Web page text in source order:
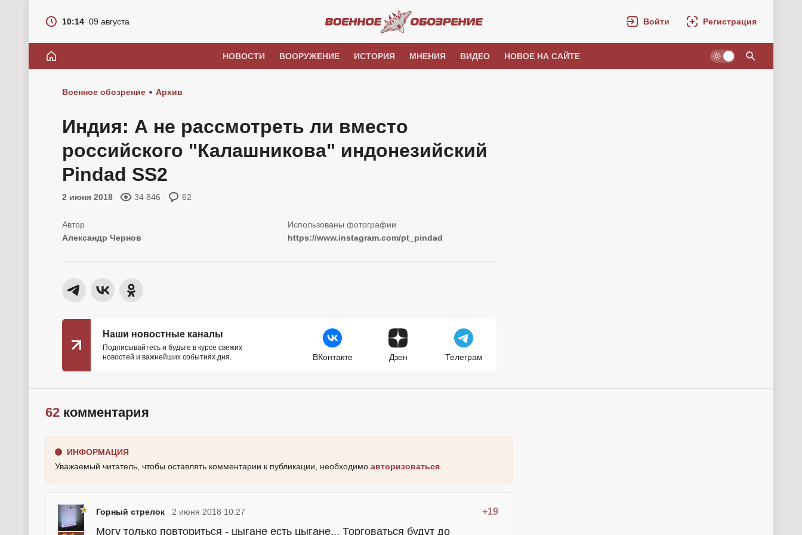
10:14 09 августа Войти Регистрация
НОВОСТИ ВООРУЖЕНИЕ ИСТОРИЯ МНЕНИЯ ВИДЕО НОВОЕ НА САЙТЕ
Военное обозрение Архив
Индия: А не рассмотреть ли вместо
российского "Калашникова" индонезийский
Pindad SS2
2 июня 2018 34 846 62
Александр Чернов https://www.instagram.com/pt_pindad
Наши новостные каналы
Подписывайтесь и будьте в курсе свежих
новостей и важнейших событиях дня.
ВКонтакте Дзен Телеграм
62 комментария
ИНФОРМАЦИЯ
Уважаемый читатель, чтобы оставлять комментарии к публикации, необходимо авторизоваться
Горный стрелок +19
2 июня 2018 10:27
Могу только повториться - цыгане есть цыгане... Торговаться будут до